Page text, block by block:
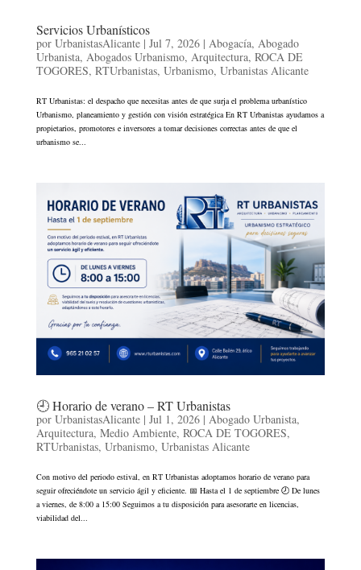
Servicios Urbanísticos
por UrbanistasAlicante| Jul 7, 2026| Abogacía, Abogado
Urbanista, Abogados Urbanismo, Arquitectura, ROCA DE
TOGORES, RTUrbanistas, Urbanismo, Urbanistas Alicante
RT Urbanistas: el despacho que necesitas antes de que surja el problema urbanístico
Urbanismo, planeamiento y gestión con visión estratégica En RT Urbanistas ayudamos a
propietarios, promotores e inversores a tomar decisiones correctas antes de que el
urbanismo se...
🕘 Horario de verano – RT Urbanistas
por UrbanistasAlicante| Jul 1, 2026| Abogado Urbanista,
Arquitectura, Medio Ambiente, ROCA DE TOGORES,
RTUrbanistas, Urbanismo, Urbanistas Alicante
Con motivo del periodo estival, en RT Urbanistas adoptamos horario de verano para
seguir ofreciéndote un servicio ágil y eficiente. 📅 Hasta el 1 de septiembre 🕗 De lunes
a viernes, de 8:00 a 15:00 Seguimos a tu disposición para asesorarte en licencias,
viabilidad del...